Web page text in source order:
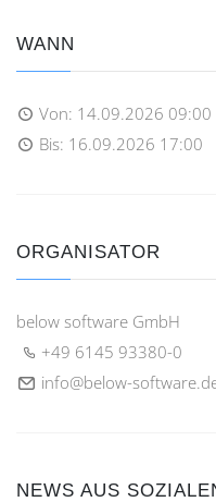
WANN
Von: 14.09.2026 09:00
Bis: 16.09.2026 17:00
ORGANISATOR
below software GmbH
+49 6145 93380-0
info@below-
NEWS AUS